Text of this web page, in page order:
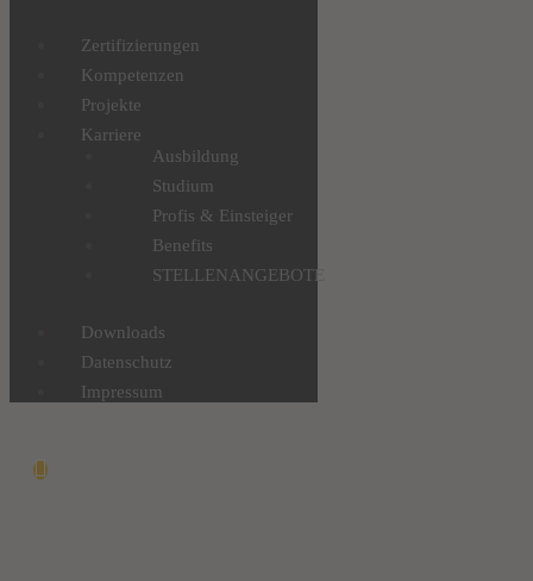
Zertifizierungen
Kompetenzen
Projekte
Karriere
Ausbildung
Studium
Profis & Einsteiger
Benefits
STELLENANGEBOTE
Downloads
Datenschutz
Impressum